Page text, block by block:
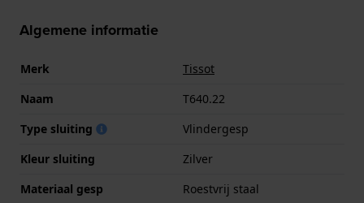
Algemene informatie
Merk
Tissot
Naam
T640.22
Type sluiting
Vlindergesp
Kleur sluiting
Zilver
Materiaal gesp
Roestvrij staal